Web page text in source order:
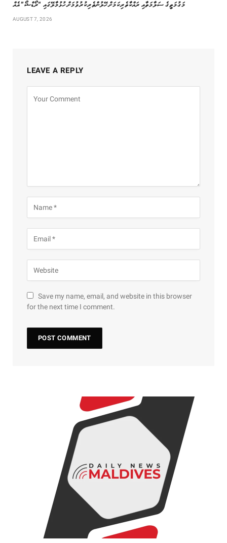
މަގުމަތީގެ ސަލާމަތާއި ރައްކާތެރިކަމަށް ހޭލުންތެރިކުރުވުމަށް ހުޅުމާލޭގައި “ރޯޑްޝޯ” އެއް
AUGUST 7, 2026
LEAVE A REPLY
Save my name, email, and website in this browser
for the next time I comment.